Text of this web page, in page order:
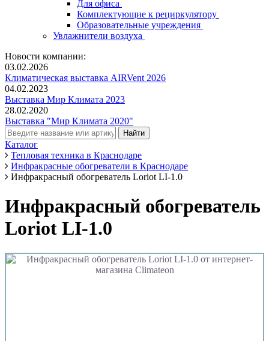
Для офиса
Комплектующие к рециркулятору
Образовательные учреждения
Увлажнители воздуха
Новости компании:
03.02.2026
Климатическая выставка AIRVent 2026
04.02.2023
Выставка Мир Климата 2023
28.02.2020
Выставка "Мир Климата 2020"
Каталог
Тепловая техника в Краснодаре
Инфракрасные обогреватели в Краснодаре
Инфракрасный обогреватель Loriot LI-1.0
Инфракрасный обогреватель
Loriot LI-1.0